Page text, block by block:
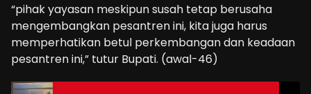
“pihak yayasan meskipun susah tetap berusaha
mengembangkan pesantren ini, kita juga harus
memperhatikan betul perkembangan dan keadaan
pesantren ini,” tutur Bupati. (awal-46)